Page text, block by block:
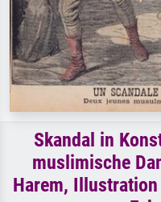
Skandal in
muslimische
Harem,